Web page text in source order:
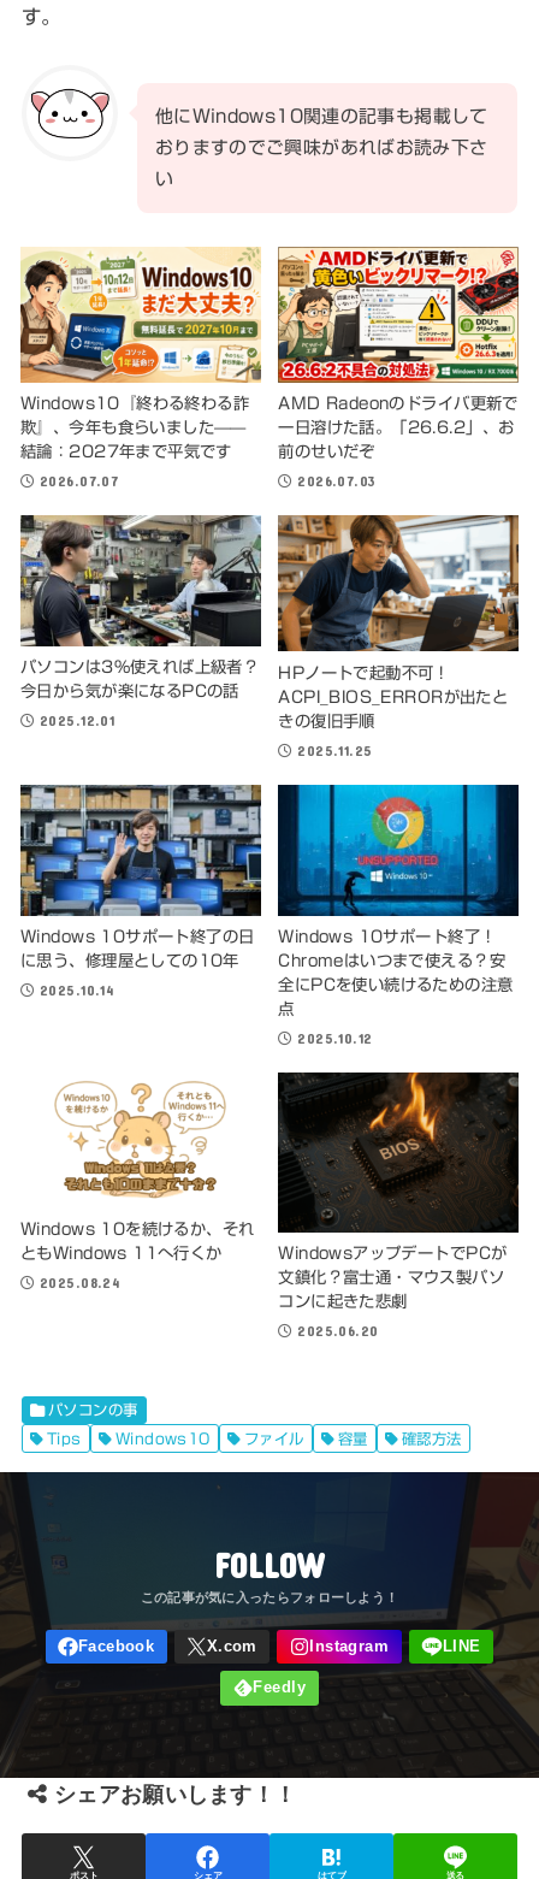
す。
他にWindows10関連の記事も掲載して
おりますのでご興味があればお読み下さ
い
Windows10『終わる終わる詐
欺』、今年も食らいました——
結論：2027年まで平気です
2026.07.07
AMD Radeonのドライバ更新で
一日溶けた話。「26.6.2」、お
前のせいだぞ
2026.07.03
パソコンは3%使えれば上級者？
今日から気が楽になるPCの話
2025.12.01
HPノートで起動不可！
ACPI_BIOS_ERRORが出たと
きの復旧手順
2025.11.25
Windows 10サポート終了の日
に思う、修理屋としての10年
2025.10.14
Windows 10サポート終了！
Chromeはいつまで使える？安
全にPCを使い続けるための注意
点
2025.10.12
Windows 10を続けるか、それ
ともWindows 11へ行くか
2025.08.24
WindowsアップデートでPCが
文鎮化？富士通・マウス製パソ
コンに起きた悲劇
2025.06.20
パソコンの事
Tips
Windows10 ファイル 容量 確認方法
FOLLOW
シェアお願いします！！
ポスト シェア はてブ 送る